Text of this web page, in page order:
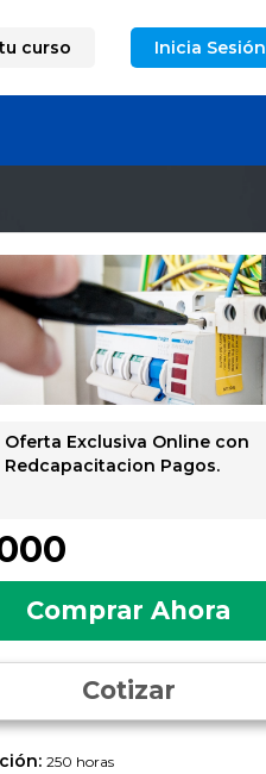
curso Inicia Sesión
Oferta Exclusiva Online con
Redcapacitacion Pagos.
Comprar Ahora
Cotizar
250 horas